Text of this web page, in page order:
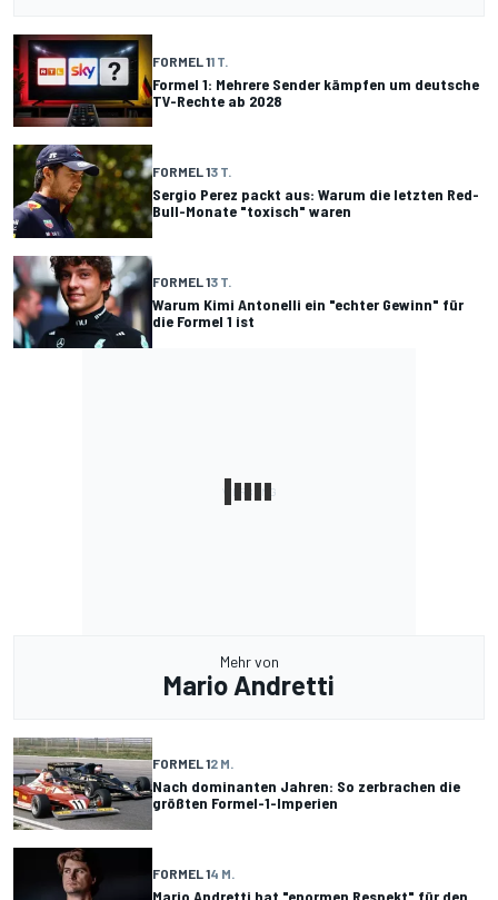
FORMEL 11 T.
Formel 1: Mehrere Sender kämpfen um deutsche
TV-Rechte ab 2028
FORMEL 13 T.
Sergio Perez packt aus: Warum die letzten Red-
Bull-Monate "toxisch" waren
FORMEL 13 T.
Warum Kimi Antonelli ein "echter Gewinn" für
die Formel 1 ist
Mehr von
Mario Andretti
FORMEL 12 M.
Nach dominanten Jahren: So zerbrachen die
größten Formel-1-Imperien
FORMEL 14 M.